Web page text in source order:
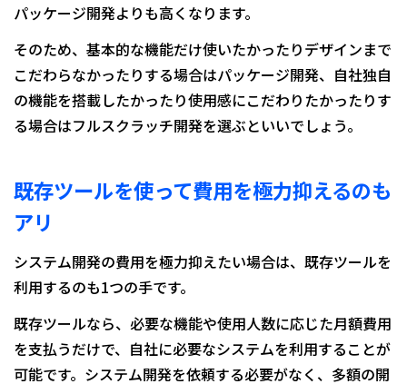
パッケージ開発よりも高くなります。
そのため、基本的な機能だけ使いたかったりデザインまで
こだわらなかったりする場合はパッケージ開発、自社独自
の機能を搭載したかったり使用感にこだわりたかったりす
る場合はフルスクラッチ開発を選ぶといいでしょう。
既存ツールを使って費用を極力抑えるのも
アリ
システム開発の費用を極力抑えたい場合は、既存ツールを
利用するのも1つの手です。
既存ツールなら、必要な機能や使用人数に応じた月額費用
を支払うだけで、自社に必要なシステムを利用することが
可能です。システム開発を依頼する必要がなく、多額の開